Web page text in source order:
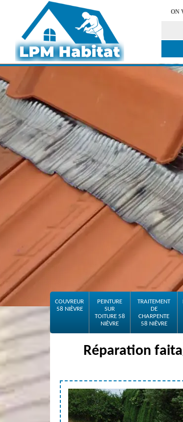
ON
COUVREUR
58 NIÈVRE
PEINTURE
SUR
TOITURE 58
NIÈVRE
TRAITEMENT
DE
CHARPENTE
58 NIÈVRE
Réparation